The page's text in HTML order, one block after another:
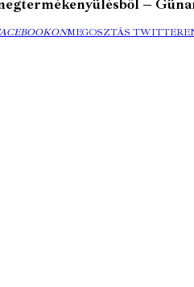
–
MEGOSZTÁS